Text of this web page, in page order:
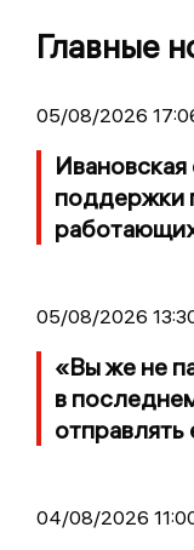
Главные
05/08/2026
поддержки
05/08/2026
«Вы же не
в
отправлять
04/08/2026